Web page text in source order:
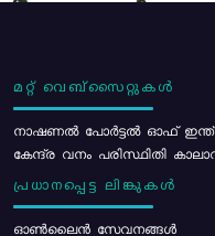
മറ്റ് വെബ്സൈറ്റുകൾ
നാഷണൽ പോർട്ടൽ ഓഫ്
കേന്ദ്ര വനം പരിസ്ഥിതി
പ്രധാനപ്പെട്ട ലിങ്കുകൾ
ഓൺലൈൻ സേവനങ്ങൾ